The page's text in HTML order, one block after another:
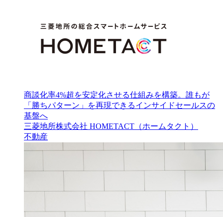
商談化率4%超を安定化させる仕組みを構築。誰もが
「勝ちパターン」を再現できるインサイドセールスの
基盤へ
三菱地所株式会社 HOMETACT（ホームタクト）
不動産